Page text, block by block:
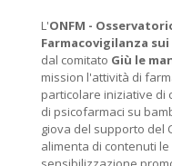
L'ONFM -
Farmacovigilanza
dal comitato Giù le
mission l'attività di
particolare iniziative di
di psicofarmaci su
giova del supporto del
alimenta di contenuti